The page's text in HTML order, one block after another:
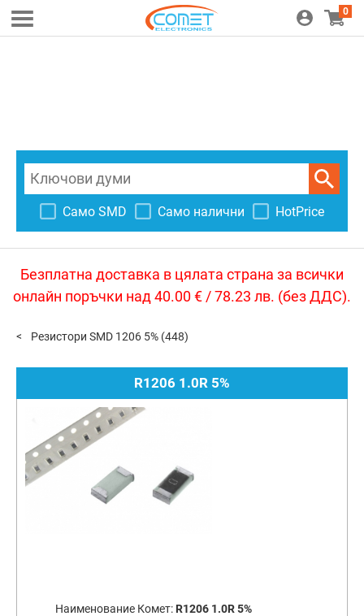
0
Само SMD Само налични HotPrice
Безплатна доставка в цялата страна за всички
онлайн поръчки над 40.00 € / 78.23 лв. (без ДДС).
Резистори SMD 1206 5% (448)
R1206 1.0R 5%
Наименование Комет: R1206 1.0R 5%